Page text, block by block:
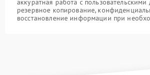
аккуратная работа с
резервное копирование,
восстановление информации при